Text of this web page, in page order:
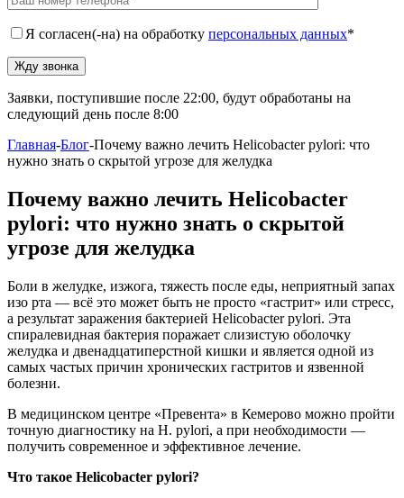
Я согласен(-на) на обработку персональных данных*
Заявки, поступившие после 22:00, будут обработаны на
следующий день после 8:00
Главная-Блог-Почему важно лечить Helicobacter pylori: что
нужно знать о скрытой угрозе для желудка
Почему важно лечить Helicobacter
pylori: что нужно знать о скрытой
угрозе для желудка
Боли в желудке, изжога, тяжесть после еды, неприятный запах
изо рта — всё это может быть не просто «гастрит» или стресс,
а результат заражения бактерией Helicobacter pylori. Эта
спиралевидная бактерия поражает слизистую оболочку
желудка и двенадцатиперстной кишки и является одной из
самых частых причин хронических гастритов и язвенной
болезни.
В медицинском центре «Превента» в Кемерово можно пройти
точную диагностику на H. pylori, а при необходимости —
получить современное и эффективное лечение.
Что такое Helicobacter pylori?